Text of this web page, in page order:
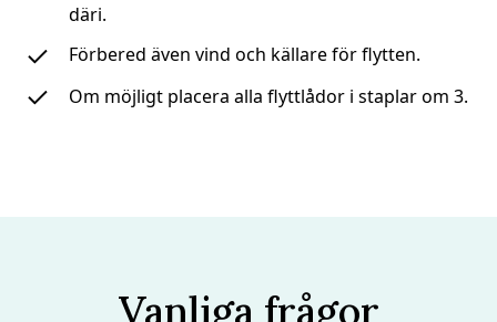
däri.
Förbered även vind och källare för flytten.
Om möjligt placera alla flyttlådor i staplar om 3.
Vanliga frågor